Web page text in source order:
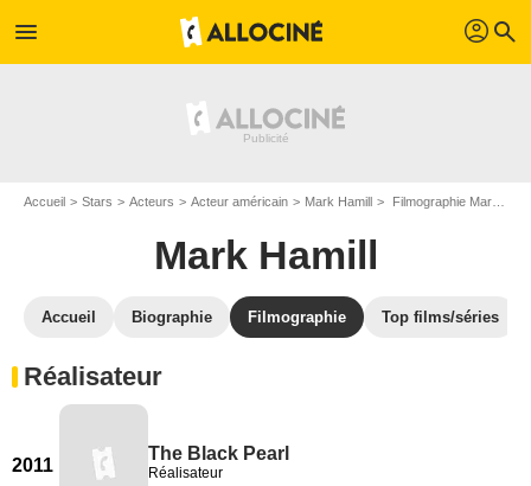
menu profil search
Accueil Stars Acteurs Acteur américain Mark Hamill Filmographie Mark Hamill
Mark Hamill
Accueil Biographie Filmographie Top films/séries
Réalisateur
2011
The Black Pearl
Réalisateur